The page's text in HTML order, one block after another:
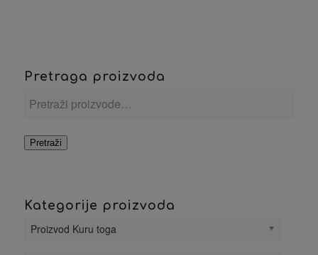
Pretraga proizvoda
Pretraži
Kategorije proizvoda
Proizvod Kuru toga